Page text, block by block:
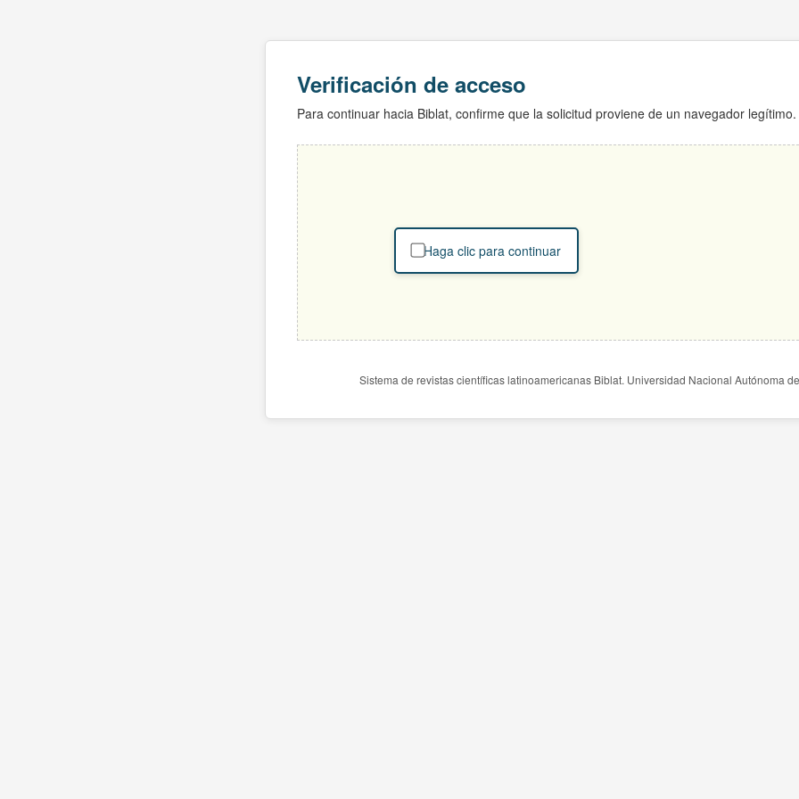
Verificación de acceso
Para continuar hacia Biblat, confirme que la solicitud proviene de un navegador legítimo.
Haga clic para continuar
Sistema de revistas científicas latinoamericanas Biblat. Universidad Nacional Autónoma